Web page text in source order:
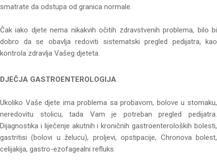
smatrate da odstupa od granica normale.
Čak iako djete nema nikakvih očitih zdravstvenih problema, bilo bi
dobro da se obavlja redoviti sistematski pregled pedijatra, kao
kontrola zdravlja Vašeg djeteta.
DJEČJA GASTROENTEROLOGIJA
Ukoliko Vaše djete ima problema sa probavom, bolove u stomaku,
neredovitu stolicu, tada Vam je potreban pregled pedijatra.
Dijagnostika i liječenje akutnih i kroničnih gastroenteroloških bolesti,
gastritisi (bolovi u želucu), proljevi, opstipacije, Chronova bolest,
celijakija, gastro-ezofagealni refluks.